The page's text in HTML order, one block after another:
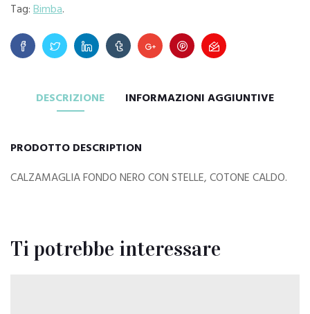
Tag:Bimba.
DESCRIZIONE INFORMAZIONI AGGIUNTIVE
PRODOTTO DESCRIPTION
CALZAMAGLIA FONDO NERO CON STELLE, COTONE CALDO.
Ti potrebbe interessare